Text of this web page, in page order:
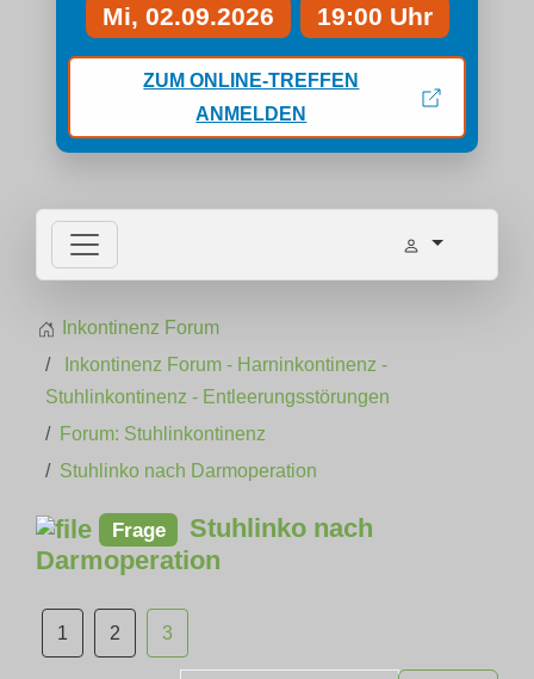
Mi, 02.09.2026 19:00 Uhr
ZUM ONLINE-TREFFEN
ANMELDEN
Inkontinenz Forum
Inkontinenz Forum - Harninkontinenz -
Stuhlinkontinenz - Entleerungsstörungen
Forum: Stuhlinkontinenz
Stuhlinko nach Darmoperation
Frage
Stuhlinko nach
Darmoperation
1 2 3